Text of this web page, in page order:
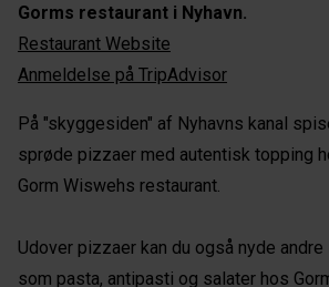
Gorms restaurant i Nyhavn.
Restaurant Website
Anmeldelse på TripAdvisor
På "skyggesiden" af Nyhavns kanal
sprøde pizzaer med autentisk topping
Gorm Wiswehs restaurant.
Udover pizzaer kan du også nyde
som pasta, antipasti og salater hos